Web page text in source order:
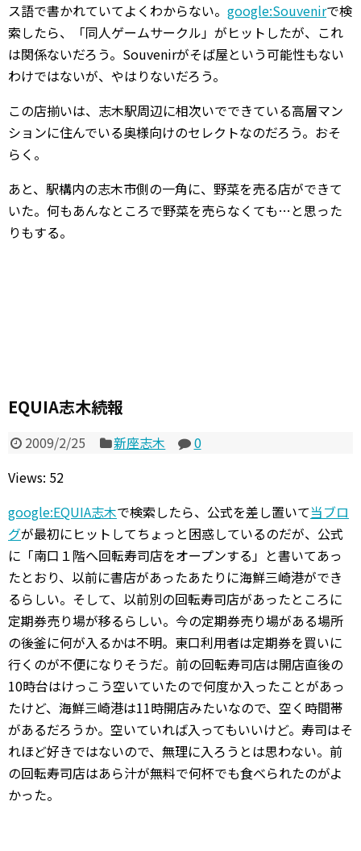
ス語で書かれていてよくわからない。 google:Souvenirで検
索したら、「同人ゲームサークル」がヒットしたが、これ
は関係ないだろう。Souvenirがそば屋という可能性もない
わけではないが、やはりないだろう。
この店揃いは、志木駅周辺に相次いでできている高層マン
ションに住んでいる奥様向けのセレクトなのだろう。おそ
らく。
あと、駅構内の志木市側の一角に、野菜を売る店ができて
いた。何もあんなところで野菜を売らなくても…と思った
りもする。
EQUIA志木続報
2009/2/25 新座志木
0
Views: 52
google:EQUIA志木で検索したら、公式を差し置いて当ブロ
グが最初にヒットしてちょっと困惑しているのだが、公式
に「南口１階へ回転寿司店をオープンする」と書いてあっ
たとおり、以前に書店があったあたりに海鮮三崎港ができ
るらしい。そして、以前別の回転寿司店があったところに
定期券売り場が移るらしい。今の定期券売り場がある場所
の後釜に何が入るかは不明。東口利用者は定期券を買いに
行くのが不便になりそうだ。前の回転寿司店は開店直後の
10時台はけっこう空いていたので何度か入ったことがあっ
たけど、海鮮三崎港は11時開店みたいなので、空く時間帯
があるだろうか。空いていれば入ってもいいけど。寿司はそ
れほど好きではないので、無理に入ろうとは思わない。前
の回転寿司店はあら汁が無料で何杯でも食べられたのがよ
かった。